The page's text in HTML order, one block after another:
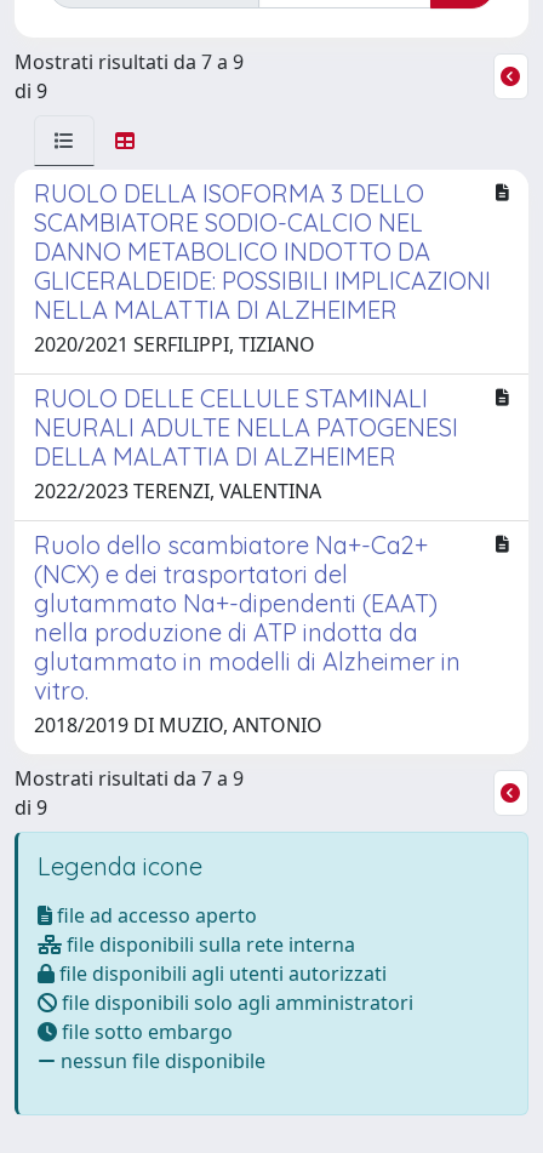
Mostrati risultati da 7 a 9
di 9
RUOLO DELLA ISOFORMA 3 DELLO
SCAMBIATORE SODIO-CALCIO NEL
DANNO METABOLICO INDOTTO DA
GLICERALDEIDE: POSSIBILI IMPLICAZIONI
NELLA MALATTIA DI ALZHEIMER
2020/2021 SERFILIPPI, TIZIANO
RUOLO DELLE CELLULE STAMINALI
NEURALI ADULTE NELLA PATOGENESI
DELLA MALATTIA DI ALZHEIMER
2022/2023 TERENZI, VALENTINA
Ruolo dello scambiatore Na+-Ca2+
(NCX) e dei trasportatori del
glutammato Na+-dipendenti (EAAT)
nella produzione di ATP indotta da
glutammato in modelli di Alzheimer in
vitro.
2018/2019 DI MUZIO, ANTONIO
Mostrati risultati da 7 a 9
di 9
Legenda icone
file ad accesso aperto
file disponibili sulla rete interna
file disponibili agli utenti autorizzati
file disponibili solo agli amministratori
file sotto embargo
nessun file disponibile